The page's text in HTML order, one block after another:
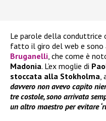
Le parole della conduttrice
fatto il giro del web e sono
Bruganelli, che come è
Madonia. L’ex moglie di
stoccata alla Stokholma,
davvero non avevo capito
tre costole, sono arrivata
un altro maestro per evitare